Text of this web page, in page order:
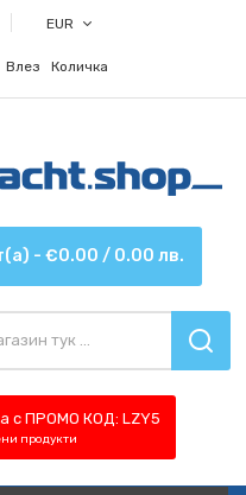
EUR
Влез Количка
- €0.00 / 0.00 лв.
с ПРОМО КОД: LZY5
продукти